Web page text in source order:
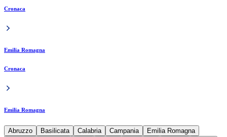
Cronaca
Emilia Romagna
Cronaca
Emilia Romagna
Abruzzo Basilicata Calabria Campania
Emilia Romagna